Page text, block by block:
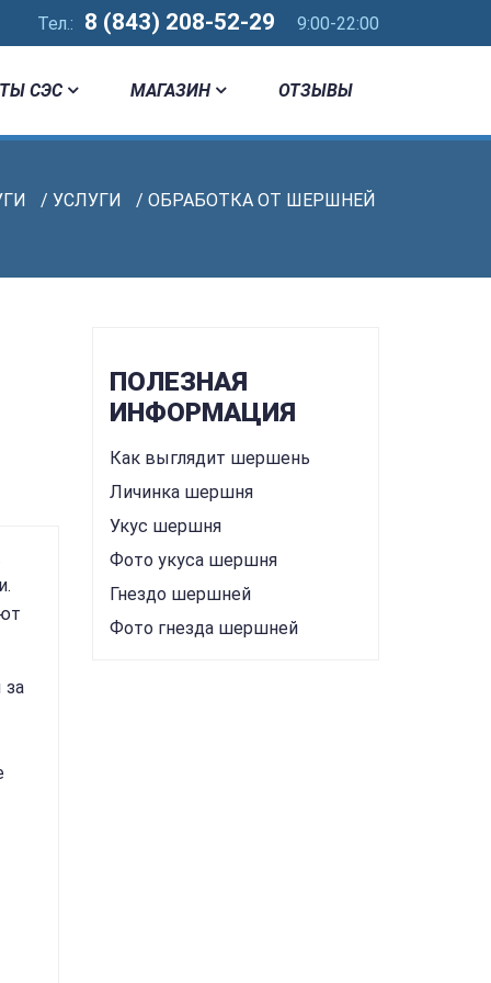
Тел.: 8 (843) 208-52-29 9:00-22:00
СЭС МАГАЗИН ОТЗЫВЫ
/ УСЛУГИ / ОБРАБОТКА ОТ ШЕРШНЕЙ
за
ПОЛЕЗНАЯ
ИНФОРМАЦИЯ
Как выглядит шершень
Личинка шершня
Укус шершня
Фото укуса шершня
Гнездо шершней
Фото гнезда шершней